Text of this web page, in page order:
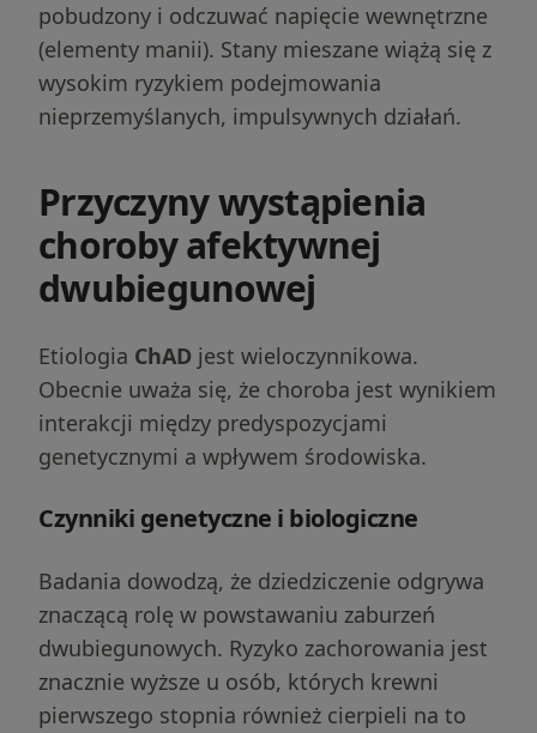
pobudzony i odczuwać napięcie wewnętrzne
(elementy manii). Stany mieszane wiążą się z
wysokim ryzykiem podejmowania
nieprzemyślanych, impulsywnych działań.
Przyczyny wystąpienia
choroby afektywnej
dwubiegunowej
Etiologia ChAD jest wieloczynnikowa.
Obecnie uważa się, że choroba jest wynikiem
interakcji między predyspozycjami
genetycznymi a wpływem środowiska.
Czynniki genetyczne i biologiczne
Badania dowodzą, że dziedziczenie odgrywa
znaczącą rolę w powstawaniu zaburzeń
dwubiegunowych. Ryzyko zachorowania jest
znacznie wyższe u osób, których krewni
pierwszego stopnia również cierpieli na to